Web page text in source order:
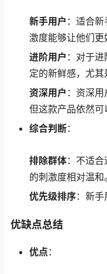
新手用户 ：适合
激度能够让他们更
进阶用户 ：对于
定的新鲜感，尤其
资深用户 ：资深用
但这款产品依然可
综合判断：
排除群体：不适
的刺激度相对温和。
优先级排序：新
优缺点总结
优点 ：